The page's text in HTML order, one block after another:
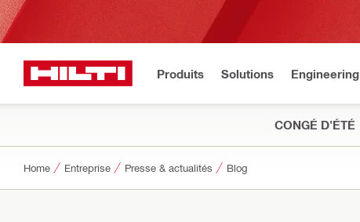
Produits Solutions
CONGÉ D'ÉTÉ
Home Entreprise Presse & actualités Blog